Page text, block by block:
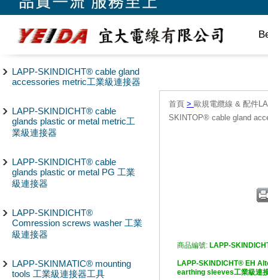
LAPP-SKINDICHT® cable gland
accessories metric工業級連接器
LAPP-SKINDICHT® cable
glands plastic or metal metric工
業級連接器
LAPP-SKINDICHT® cable
glands plastic or metal PG 工業
級連接器
LAPP-SKINDICHT®
Comression screws washer 工業
級連接器
LAPP-SKINMATIC® mounting
tools 工業級連接器工具
首頁 > 歐規電纜線 & 配件
SKINTOP® cable gland
商品編號: LAPP-
LAPP-SKINDICHT® EH
earthing sleeves工業級連